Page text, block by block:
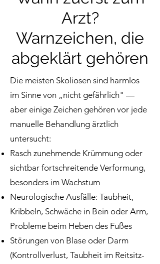
Arzt?
Warnzeichen, die
abgeklärt gehören
Die meisten Skoliosen sind harmlos
im Sinne von „nicht gefährlich" —
aber einige Zeichen gehören vor jede
manuelle Behandlung ärztlich
untersucht:
Rasch zunehmende Krümmung oder
sichtbar fortschreitende Verformung,
besonders im Wachstum
Neurologische Ausfälle: Taubheit,
Kribbeln, Schwäche in Bein oder Arm,
Probleme beim Heben des Fußes
Störungen von Blase oder Darm
(Kontrollverlust, Taubheit im Reitsitz-